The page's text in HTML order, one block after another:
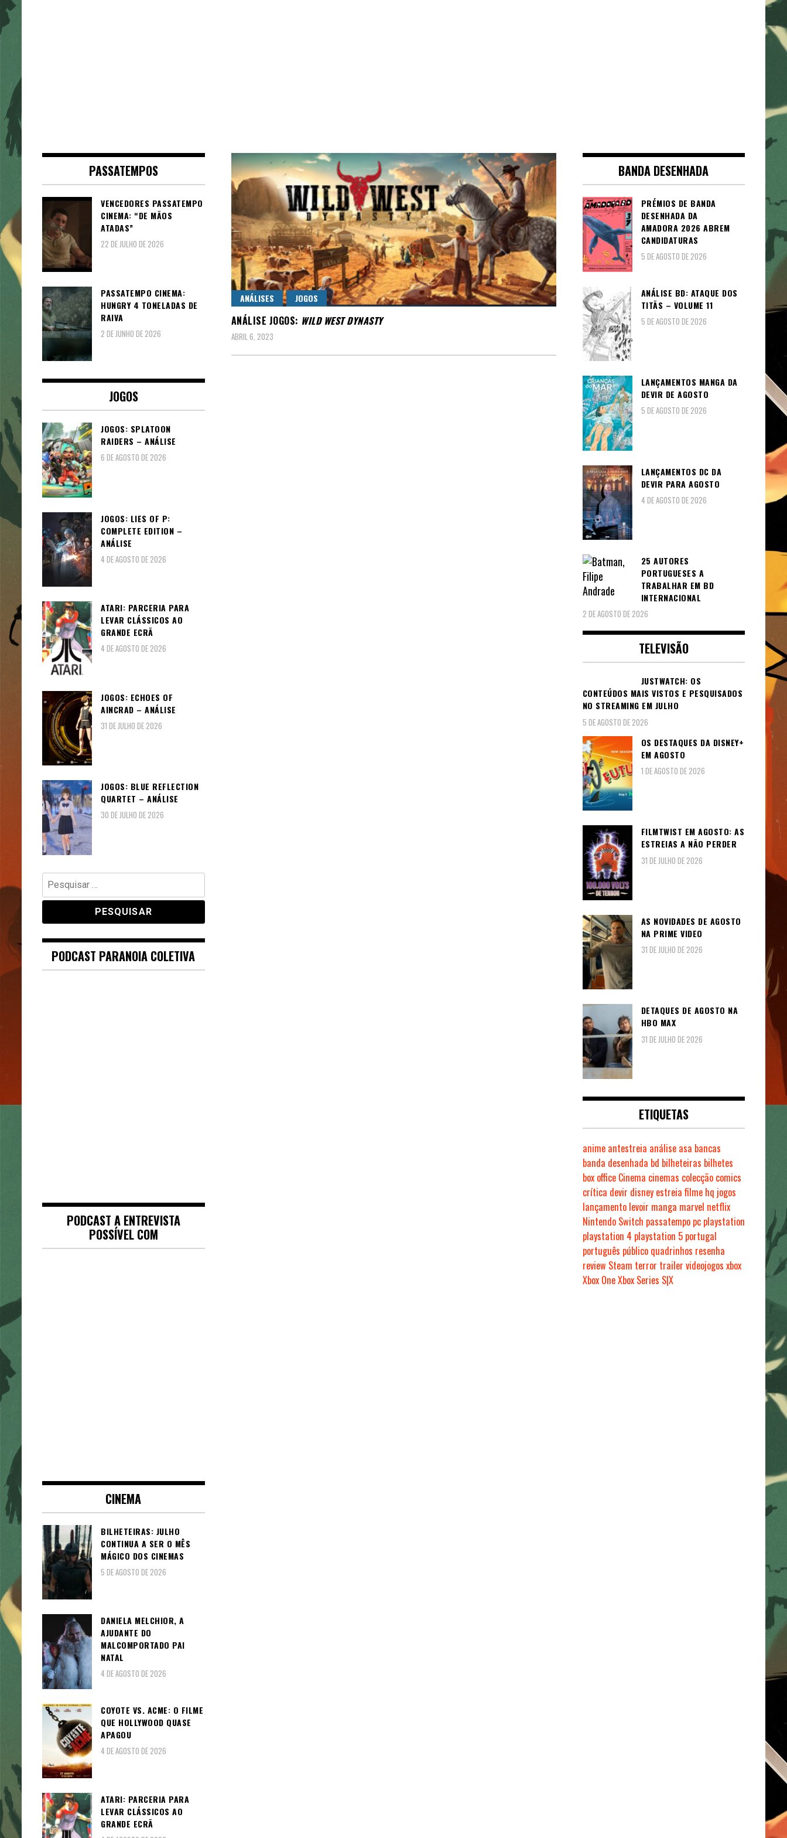
ANÁLISES JOGOS
ANÁLISE JOGOS: WILD WEST DYNASTY
ABRIL 6, 2023
PASSATEMPOS
VENCEDORES PASSATEMPO
CINEMA: “DE MÃOS
ATADAS”
22 DE JULHO DE 2026
PASSATEMPO CINEMA:
HUNGRY 4 TONELADAS DE
RAIVA
2 DE JUNHO DE 2026
JOGOS
JOGOS: SPLATOON
RAIDERS – ANÁLISE
6 DE AGOSTO DE 2026
JOGOS: LIES OF P:
COMPLETE EDITION –
ANÁLISE
4 DE AGOSTO DE 2026
ATARI: PARCERIA PARA
LEVAR CLÁSSICOS AO
GRANDE ECRÃ
4 DE AGOSTO DE 2026
JOGOS: ECHOES OF
AINCRAD – ANÁLISE
31 DE JULHO DE 2026
JOGOS: BLUE REFLECTION
QUARTET – ANÁLISE
30 DE JULHO DE 2026
Pesquisar
por:
PODCAST PARANOIA COLETIVA
PODCAST A ENTREVISTA
POSSÍVEL COM
CINEMA
BILHETEIRAS: JULHO
CONTINUA A SER O MÊS
MÁGICO DOS CINEMAS
5 DE AGOSTO DE 2026
DANIELA MELCHIOR, A
AJUDANTE DO
MALCOMPORTADO PAI
NATAL
4 DE AGOSTO DE 2026
COYOTE VS. ACME: O FILME
QUE HOLLYWOOD QUASE
APAGOU
4 DE AGOSTO DE 2026
ATARI: PARCERIA PARA
LEVAR CLÁSSICOS AO
GRANDE ECRÃ
BANDA DESENHADA
PRÉMIOS DE BANDA
DESENHADA DA
AMADORA 2026 ABREM
CANDIDATURAS
5 DE AGOSTO DE 2026
ANÁLISE BD: ATAQUE DOS
TITÃS – VOLUME 11
5 DE AGOSTO DE 2026
LANÇAMENTOS MANGA DA
DEVIR DE AGOSTO
5 DE AGOSTO DE 2026
LANÇAMENTOS DC DA
DEVIR PARA AGOSTO
4 DE AGOSTO DE 2026
25 AUTORES
PORTUGUESES A
TRABALHAR EM BD
INTERNACIONAL
2 DE AGOSTO DE 2026
TELEVISÃO
JUSTWATCH: OS
CONTEÚDOS MAIS VISTOS E PESQUISADOS
NO STREAMING EM JULHO
5 DE AGOSTO DE 2026
OS DESTAQUES DA DISNEY+
EM AGOSTO
1 DE AGOSTO DE 2026
FILMTWIST EM AGOSTO: AS
ESTREIAS A NÃO PERDER
31 DE JULHO DE 2026
AS NOVIDADES DE AGOSTO
NA PRIME VIDEO
31 DE JULHO DE 2026
DETAQUES DE AGOSTO NA
HBO MAX
31 DE JULHO DE 2026
ETIQUETAS
anime antestreia análise asa bancas
banda desenhada bd bilheteiras bilhetes
box office Cinema cinemas colecção comics
crítica devir disney estreiafilme hq jogos
lançamento levoir manga marvel netflix
Nintendo Switch passatempo pc playstation
playstation 4 playstation 5 portugal
português público quadrinhos resenha
review Steam terror trailer videojogos xbox
Xbox OneXbox Series S|X